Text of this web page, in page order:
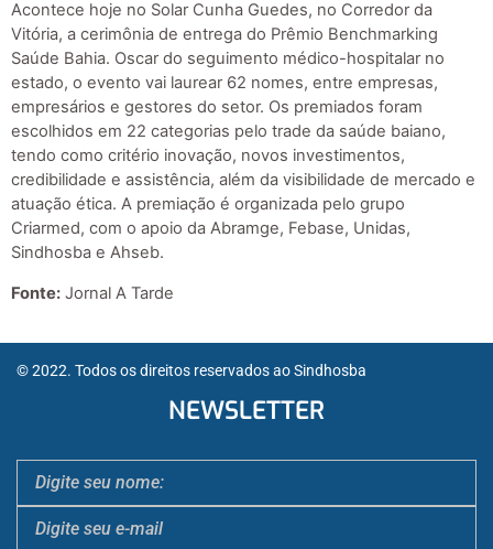
Acontece hoje no Solar Cunha Guedes, no Corredor da
Vitória, a cerimônia de entrega do Prêmio Benchmarking
Saúde Bahia. Oscar do seguimento médico-hospitalar no
estado, o evento vai laurear 62 nomes, entre empresas,
empresários e gestores do setor. Os premiados foram
escolhidos em 22 categorias pelo trade da saúde baiano,
tendo como critério inovação, novos investimentos,
credibilidade e assistência, além da visibilidade de mercado e
atuação ética. A premiação é organizada pelo grupo
Criarmed, com o apoio da Abramge, Febase, Unidas,
Sindhosba e Ahseb.
Fonte: Jornal A Tarde
© 2022. Todos os direitos reservados ao Sindhosba
NEWSLETTER